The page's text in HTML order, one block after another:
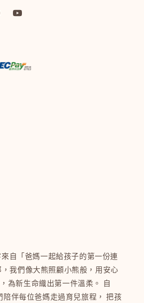
來自「爸媽一起給孩子的第一份連
我們像大熊照顧小熊般，用安心
為新生命織出第一件溫柔。 自
陪伴每位爸媽走過育兒旅程， 把孩